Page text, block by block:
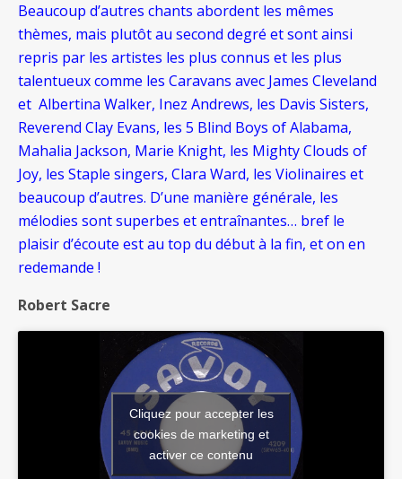
Beaucoup d’autres chants abordent les mêmes
thèmes, mais plutôt au second degré et sont ainsi
repris par les artistes les plus connus et les plus
talentueux comme les Caravans avec James Cleveland
et Albertina Walker, Inez Andrews, les Davis Sisters,
Reverend Clay Evans, les 5 Blind Boys of Alabama,
Mahalia Jackson, Marie Knight, les Mighty Clouds of
Joy, les Staple singers, Clara Ward, les Violinaires et
beaucoup d’autres. D’une manière générale, les
mélodies sont superbes et entraînantes… bref le
plaisir d’écoute est au top du début à la fin, et on en
redemande !
Robert Sacre
Cliquez pour accepter les
cookies de marketing et
activer ce contenu